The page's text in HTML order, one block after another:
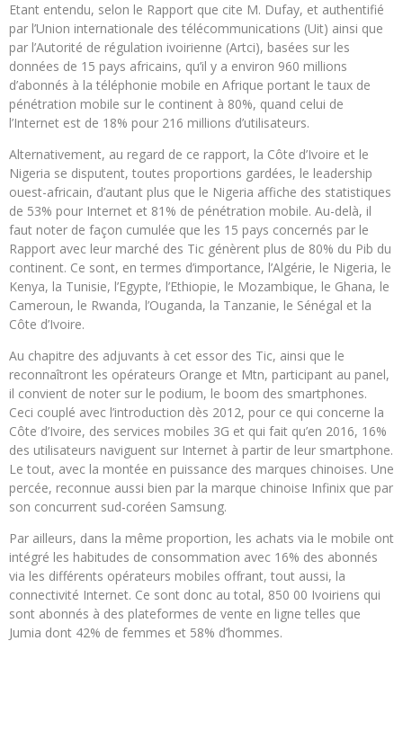
Etant entendu, selon le Rapport que cite M. Dufay, et authentifié
par l’Union internationale des télécommunications (Uit) ainsi que
par l’Autorité de régulation ivoirienne (Artci), basées sur les
données de 15 pays africains, qu’il y a environ 960 millions
d’abonnés à la téléphonie mobile en Afrique portant le taux de
pénétration mobile sur le continent à 80%, quand celui de
l’Internet est de 18% pour 216 millions d’utilisateurs.
Alternativement, au regard de ce rapport, la Côte d’Ivoire et le
Nigeria se disputent, toutes proportions gardées, le leadership
ouest-africain, d’autant plus que le Nigeria affiche des statistiques
de 53% pour Internet et 81% de pénétration mobile. Au-delà, il
faut noter de façon cumulée que les 15 pays concernés par le
Rapport avec leur marché des Tic génèrent plus de 80% du Pib du
continent. Ce sont, en termes d’importance, l’Algérie, le Nigeria, le
Kenya, la Tunisie, l’Egypte, l’Ethiopie, le Mozambique, le Ghana, le
Cameroun, le Rwanda, l’Ouganda, la Tanzanie, le Sénégal et la
Côte d’Ivoire.
Au chapitre des adjuvants à cet essor des Tic, ainsi que le
reconnaîtront les opérateurs Orange et Mtn, participant au panel,
il convient de noter sur le podium, le boom des smartphones.
Ceci couplé avec l’introduction dès 2012, pour ce qui concerne la
Côte d’Ivoire, des services mobiles 3G et qui fait qu’en 2016, 16%
des utilisateurs naviguent sur Internet à partir de leur smartphone.
Le tout, avec la montée en puissance des marques chinoises. Une
percée, reconnue aussi bien par la marque chinoise Infinix que par
son concurrent sud-coréen Samsung.
Par ailleurs, dans la même proportion, les achats via le mobile ont
intégré les habitudes de consommation avec 16% des abonnés
via les différents opérateurs mobiles offrant, tout aussi, la
connectivité Internet. Ce sont donc au total, 850 00 Ivoiriens qui
sont abonnés à des plateformes de vente en ligne telles que
Jumia dont 42% de femmes et 58% d’hommes.